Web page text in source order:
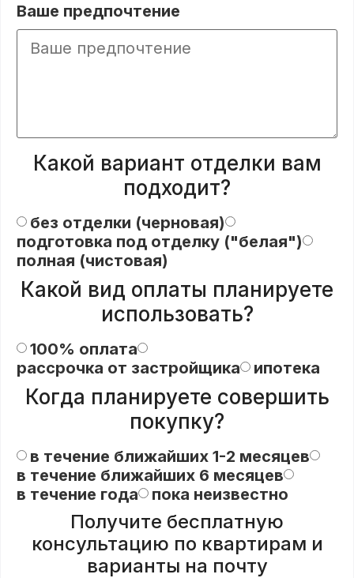
Ваше предпочтение
Какой вариант отделки вам
подходит?
без отделки (черновая)
подготовка под отделку ("белая")
полная (чистовая)
Какой вид оплаты планируете
использовать?
100% оплата
рассрочка от застройщика
ипотека
Когда планируете совершить
покупку?
в течение ближайших 1-2 месяцев
в течение ближайших 6 месяцев
в течение года
пока неизвестно
Получите бесплатную
консультацию по квартирам и
варианты на почту